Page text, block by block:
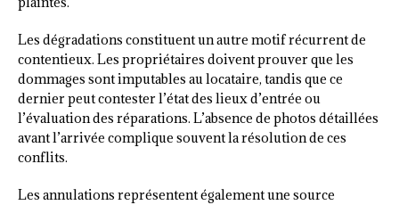
Les dégradations constituent un autre motif récurrent de
contentieux. Les propriétaires doivent prouver que les
dommages sont imputables au locataire, tandis que ce
dernier peut contester l’état des lieux d’entrée ou
l’évaluation des réparations. L’absence de photos détaillées
avant l’arrivée complique souvent la résolution de ces
conflits.
Les annulations représentent également une source